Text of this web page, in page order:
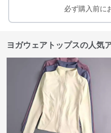
必ず購入前に
ヨガウェアトップスの人気